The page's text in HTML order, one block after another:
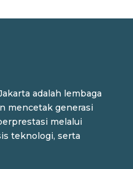
adalah lembaga
mencetak generasi
melalui
teknologi, serta